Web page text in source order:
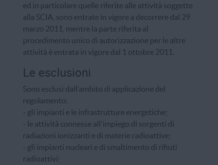
ed in particolare quelle riferite alle attività soggette
alla SCIA, sono entrate in vigore a decorrere dal 29
marzo 2011, mentre la parte riferita al
procedimento unico di autorizzazione per le altre
attività è entrata in vigore dal 1 ottobre 2011.
Le esclusioni
Sono esclusi dall'ambito di applicazione del
regolamento:
- gli impianti e le infrastrutture energetiche;
- le attività connesse all'impiego di sorgenti di
radiazioni ionizzanti e di materie radioattive;
- gli impianti nucleari e di smaltimento di rifiuti
radioattivi;